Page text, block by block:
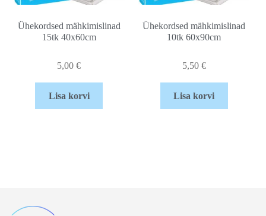
Ühekordsed mähkimislinad
15tk 40x60cm
5,00€
Lisa korvi
Ühekordsed mähkimislinad
10tk 60x90cm
5,50 €
Lisa korvi